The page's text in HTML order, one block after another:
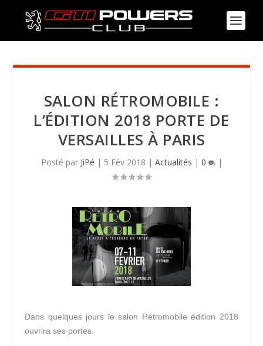
SALON RÉTROMOBILE :
L’ÉDITION 2018 PORTE DE
VERSAILLES À PARIS
Posté par JiPé | 5 Fév 2018 | Actualités | 0 |
Dans quelques jours le salon Rétromobile édition 2018
ouvrira ses portes.